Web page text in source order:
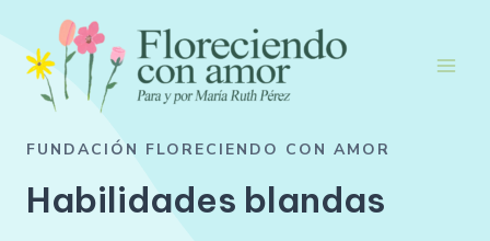
contenido
FUNDACIÓN FLORECIENDO CON AMOR
Habilidades blandas